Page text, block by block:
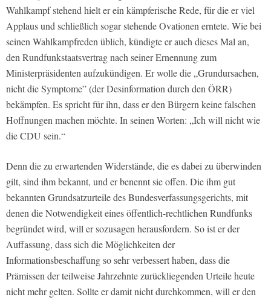
Wahlkampf stehend hielt er ein kämpferische Rede, für die er viel
Applaus und schließlich sogar stehende Ovationen erntete. Wie bei
seinen Wahlkampfreden üblich, kündigte er auch dieses Mal an,
den Rundfunkstaatsvertrag nach seiner Ernennung zum
Ministerpräsidenten aufzukündigen. Er wolle die „Grundursachen,
nicht die Symptome” (der Desinformation durch den ÖRR)
bekämpfen. Es spricht für ihn, dass er den Bürgern keine falschen
Hoffnungen machen möchte. In seinen Worten: „Ich will nicht wie
die CDU sein.“
Denn die zu erwartenden Widerstände, die es dabei zu überwinden
gilt, sind ihm bekannt, und er benennt sie offen. Die ihm gut
bekannten Grundsatzurteile des Bundesverfassungsgerichts, mit
denen die Notwendigkeit eines öffentlich-rechtlichen Rundfunks
begründet wird, will er sozusagen herausfordern. So ist er der
Auffassung, dass sich die Möglichkeiten der
Informationsbeschaffung so sehr verbessert haben, dass die
Prämissen der teilweise Jahrzehnte zurückliegenden Urteile heute
nicht mehr gelten. Sollte er damit nicht durchkommen, will er den